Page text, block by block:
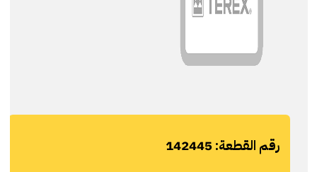
رقم القطعة:142445